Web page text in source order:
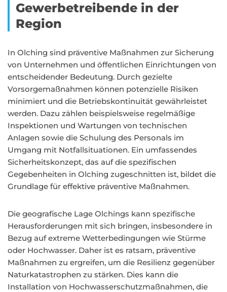
Gewerbetreibende in der
Region
In Olching sind präventive Maßnahmen zur Sicherung
von Unternehmen und öffentlichen Einrichtungen von
entscheidender Bedeutung. Durch gezielte
Vorsorgemaßnahmen können potenzielle Risiken
minimiert und die Betriebskontinuität gewährleistet
werden. Dazu zählen beispielsweise regelmäßige
Inspektionen und Wartungen von technischen
Anlagen sowie die Schulung des Personals im
Umgang mit Notfallsituationen. Ein umfassendes
Sicherheitskonzept, das auf die spezifischen
Gegebenheiten in Olching zugeschnitten ist, bildet die
Grundlage für effektive präventive Maßnahmen.
Die geografische Lage Olchings kann spezifische
Herausforderungen mit sich bringen, insbesondere in
Bezug auf extreme Wetterbedingungen wie Stürme
oder Hochwasser. Daher ist es ratsam, präventive
Maßnahmen zu ergreifen, um die Resilienz gegenüber
Naturkatastrophen zu stärken. Dies kann die
Installation von Hochwasserschutzmaßnahmen, die